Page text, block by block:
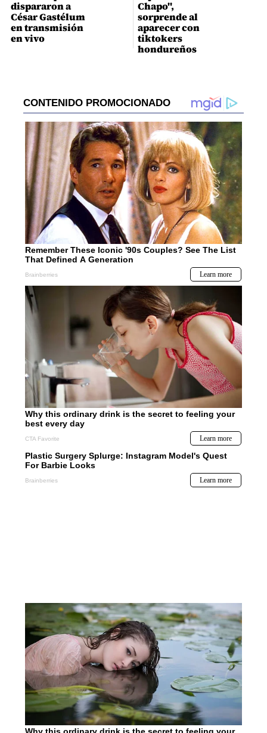
dispararon a
César Gastélum
en transmisión
en vivo
Chapo",
sorprende al
aparecer con
tiktokers
hondureños